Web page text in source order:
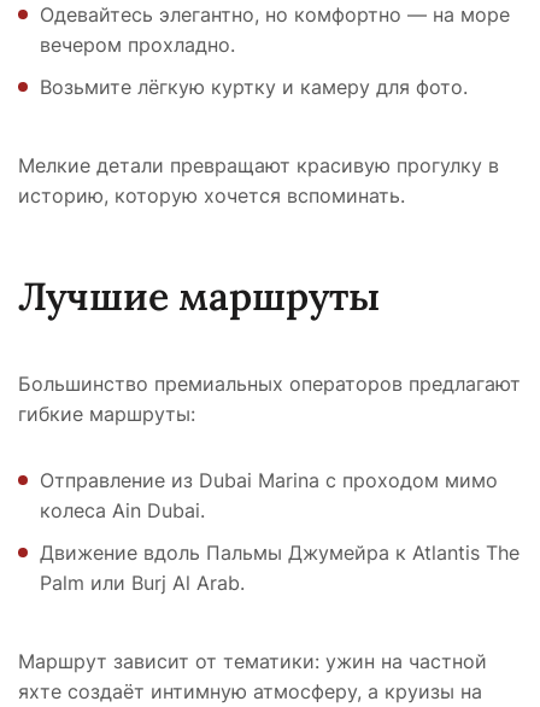
Одевайтесь элегантно, но комфортно — на море
вечером прохладно.
Возьмите лёгкую куртку и камеру для фото.
Мелкие детали превращают красивую прогулку в
историю, которую хочется вспоминать.
Лучшие маршруты
Большинство премиальных операторов предлагают
гибкие маршруты:
Отправление из Dubai Marina с проходом мимо
колеса Ain Dubai.
Движение вдоль Пальмы Джумейра к Atlantis The
Palm или Burj Al Arab.
Маршрут зависит от тематики: ужин на частной
яхте создаёт интимную атмосферу, а круизы на